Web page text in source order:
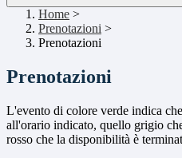
Home >
Prenotazioni >
Prenotazioni
Prenotazioni
L'evento di colore verde indica
all'orario indicato, quello grigio
rosso che la disponibilità è